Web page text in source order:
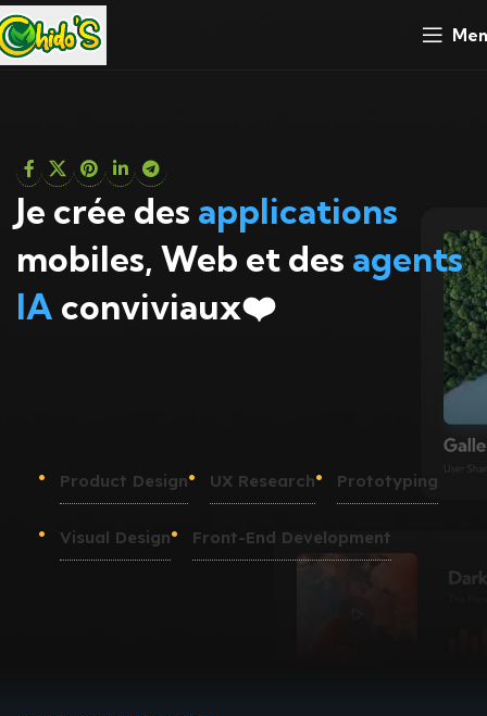
Je crée des applications
mobiles, Web et des agents
IA conviviaux❤️
Product Design UX Research Prototyping
Visual Design Front-End Development